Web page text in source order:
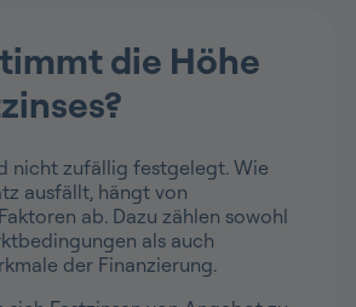
die Höhe
nicht zufällig festgelegt. Wie
ausfällt, hängt von
ab. Dazu zählen sowohl
als auch
der Finanzierung.